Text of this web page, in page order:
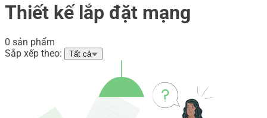
Thiết kế lắp đặt mạng
0 sản phẩm
Sắp xếp theo:
Tất cả